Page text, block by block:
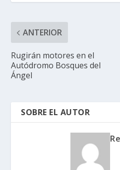
ANTERIOR
Rugirán motores en el
Autódromo Bosques del
Ángel
SOBRE EL AUTOR